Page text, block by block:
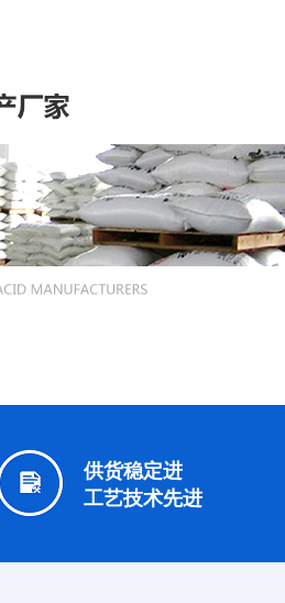
供货稳定进
工艺技术先进